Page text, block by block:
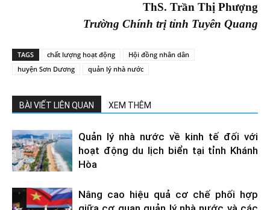
ThS. Trần Thị Phượng
Trường Chính trị tỉnh Tuyên Quang
TAGS chất lượng hoạt động
Hội đồng nhân dân
huyện Sơn Dương
quản lý nhà nước
BÀI VIẾT LIÊN QUAN XEM THÊM
Quản lý nhà nước về kinh tế đối với
hoạt động du lịch biển tại tỉnh Khánh
Hòa
Nâng cao hiệu quả cơ chế phối hợp